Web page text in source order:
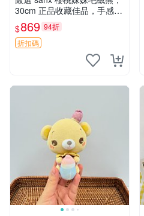
30cm 正品收藏佳品，手感極
軟，適合贈送與收藏 櫻桃妹
妹、sanx、毛絨熊
$869 94折
折扣碼